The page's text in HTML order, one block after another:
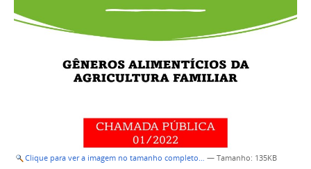
Clique para ver a imagem no tamanho completo… — Tamanho: 135KB